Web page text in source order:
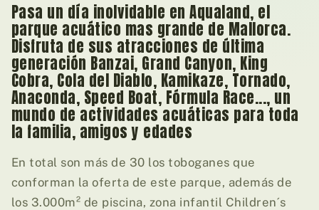
Pasa un día inolvidable en Aqualand, el
parque acuático mas grande de Mallorca.
Disfruta de sus atracciones de última
generación Banzai, Grand Canyon, King
Cobra, Cola del Diablo, Kamikaze, Tornado,
Anaconda, Speed Boat, Fórmula Race..., un
mundo de actividades acuáticas para toda
la familia, amigos y edades
En total son más de 30 los toboganes que
conforman la oferta de este parque, además de
los 3.000m² de piscina, zona infantil Children´s